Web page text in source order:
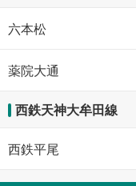
六本松
薬院大通
西鉄天神大牟田線
西鉄平尾